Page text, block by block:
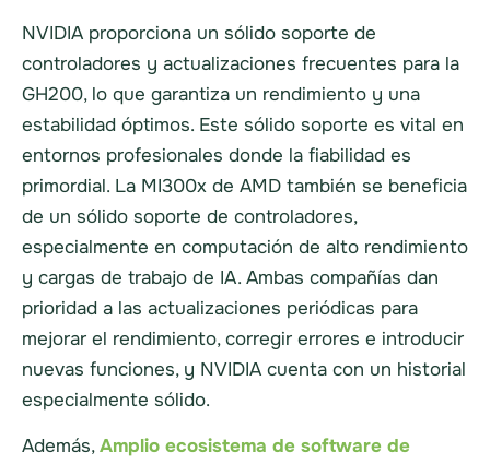
NVIDIA proporciona un sólido soporte de
controladores y actualizaciones frecuentes para la
GH200, lo que garantiza un rendimiento y una
estabilidad óptimos. Este sólido soporte es vital en
entornos profesionales donde la fiabilidad es
primordial. La MI300x de AMD también se beneficia
de un sólido soporte de controladores,
especialmente en computación de alto rendimiento
y cargas de trabajo de IA. Ambas compañías dan
prioridad a las actualizaciones periódicas para
mejorar el rendimiento, corregir errores e introducir
nuevas funciones, y NVIDIA cuenta con un historial
especialmente sólido.
Además,Amplio ecosistema de software de